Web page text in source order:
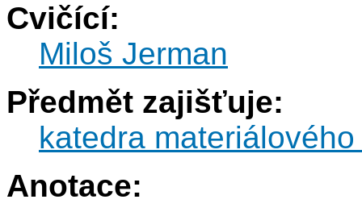
Cvičící:
Miloš Jerman
Předmět zajišťuje:
katedra
Anotace: